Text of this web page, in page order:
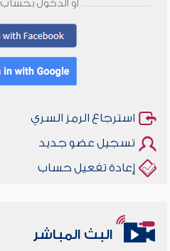
أو الدخول بحساب
استرجاع الرمز السري
تسجيل عضو جديد
إعادة تفعيل حساب
البث المباشر